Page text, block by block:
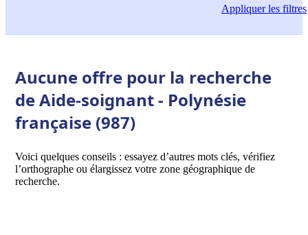
Appliquerles filtres
Aucune offre pour la recherche
de Aide-soignant - Polynésie
française (987)
Voici quelques conseils : essayez d’autres mots clés, vérifiez
l’orthographe ou élargissez votre zone géographique de
recherche.